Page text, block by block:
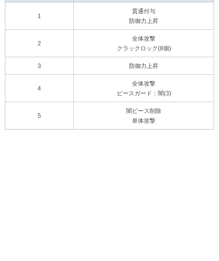
1
貫通付与
防御力上昇
2
全体攻撃
クラックロック(8個)
3 防御力上昇
4
全体攻撃
ピースガード：闇(3)
5
闇ピース削除
単体攻撃